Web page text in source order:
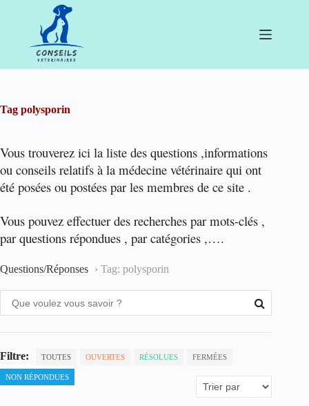
Tag polysporin
Vous trouverez ici la liste des questions ,informations
ou conseils relatifs à la médecine vétérinaire qui ont
été posées ou postées par les membres de ce site .
Vous pouvez effectuer des recherches par mots-clés ,
par questions répondues , par catégories ,….
Questions/Réponses › Tag: polysporin
Filtre: TOUTES OUVERTES RÉSOLUES FERMÉES
NON RÉPONDUES